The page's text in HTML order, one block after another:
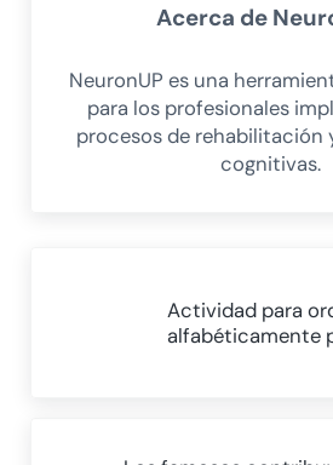
Acerca de
NeuronUP es una
para los profesionales
procesos de rehabilitación
cognitivas.
Actividad para
alfabéticamente